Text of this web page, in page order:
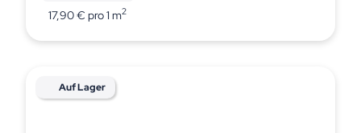
17,90 € pro 1 m2
Auf Lager